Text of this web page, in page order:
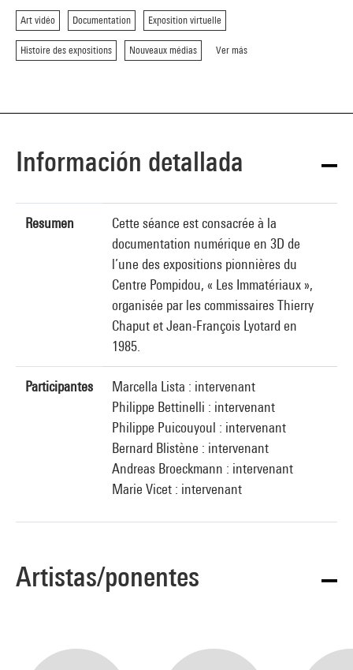
Art vidéo Documentation Exposition virtuelle
Histoire des expositions Nouveaux médias Ver más
Información detallada
Resumen
Cette séance est consacrée à la
documentation numérique en 3D de
l’une des expositions pionnières du
Centre Pompidou, « Les Immatériaux »,
organisée par les commissaires Thierry
Chaput et Jean-François Lyotard en
1985.
Participantes
Marcella Lista : intervenant
Philippe Bettinelli : intervenant
Philippe Puicouyoul : intervenant
Bernard Blistène : intervenant
Andreas Broeckmann : intervenant
Marie Vicet : intervenant
Artistas/ponentes